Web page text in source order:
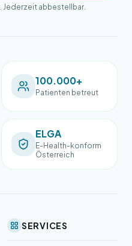
Jederzeit abbestellbar.
100.000+
Patienten betreut
ELGA
E-Health-konform
Österreich
SERVICES